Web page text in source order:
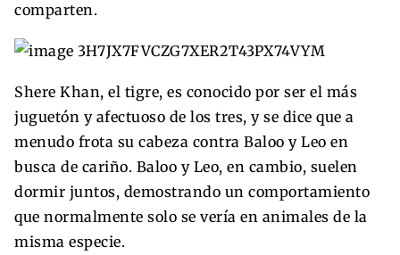
comparten.
Shere Khan, el tigre, es conocido por ser el más
juguetón y afectuoso de los tres, y se dice que a
menudo frota su cabeza contra Baloo y Leo en
busca de cariño. Baloo y Leo, en cambio, suelen
dormir juntos, demostrando un comportamiento
que normalmente solo se vería en animales de la
misma especie.